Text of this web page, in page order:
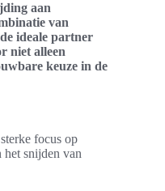
aan
van
ideale partner
niet alleen
keuze in de
focus op
snijden van